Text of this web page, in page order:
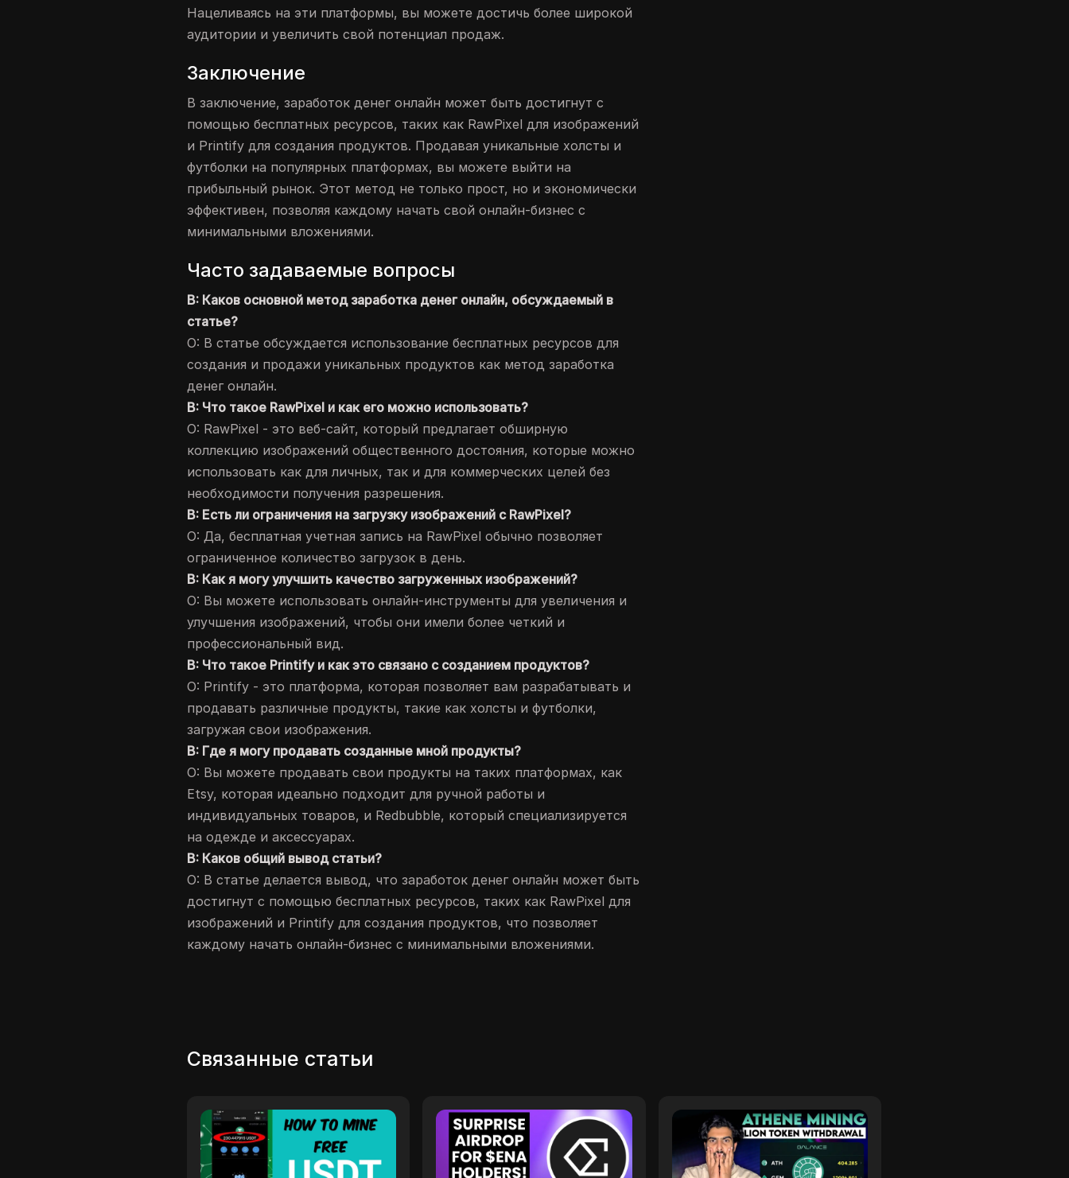
Нацеливаясь на эти платформы, вы можете достичь более широкой
аудитории и увеличить свой потенциал продаж.
Заключение
В заключение, заработок денег онлайн может быть достигнут с
помощью бесплатных ресурсов, таких как RawPixel для изображений
и Printify для создания продуктов. Продавая уникальные холсты и
футболки на популярных платформах, вы можете выйти на
прибыльный рынок. Этот метод не только прост, но и экономически
эффективен, позволяя каждому начать свой онлайн-бизнес с
минимальными вложениями.
Часто задаваемые вопросы
В: Каков основной метод заработка денег онлайн, обсуждаемый в
статье?
О: В статье обсуждается использование бесплатных ресурсов для
создания и продажи уникальных продуктов как метод заработка
денег онлайн.
В: Что такое RawPixel и как его можно использовать?
О: RawPixel - это веб-сайт, который предлагает обширную
коллекцию изображений общественного достояния, которые можно
использовать как для личных, так и для коммерческих целей без
необходимости получения разрешения.
В: Есть ли ограничения на загрузку изображений с RawPixel?
О: Да, бесплатная учетная запись на RawPixel обычно позволяет
ограниченное количество загрузок в день.
В: Как я могу улучшить качество загруженных изображений?
О: Вы можете использовать онлайн-инструменты для увеличения и
улучшения изображений, чтобы они имели более четкий и
профессиональный вид.
В: Что такое Printify и как это связано с созданием продуктов?
О: Printify - это платформа, которая позволяет вам разрабатывать и
продавать различные продукты, такие как холсты и футболки,
загружая свои изображения.
В: Где я могу продавать созданные мной продукты?
О: Вы можете продавать свои продукты на таких платформах, как
Etsy, которая идеально подходит для ручной работы и
индивидуальных товаров, и Redbubble, который специализируется
на одежде и аксессуарах.
В: Каков общий вывод статьи?
О: В статье делается вывод, что заработок денег онлайн может быть
достигнут с помощью бесплатных ресурсов, таких как RawPixel для
изображений и Printify для создания продуктов, что позволяет
каждому начать онлайн-бизнес с минимальными вложениями.
Связанные статьи